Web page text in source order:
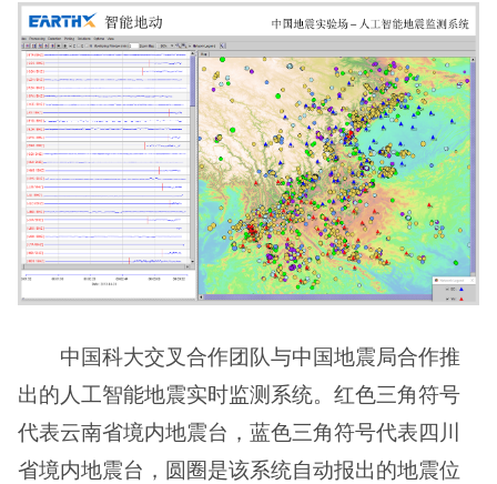
中国科大交叉合作团队与中国地震局合作推
出的人工智能地震实时监测系统。红色三角符号
代表云南省境内地震台，蓝色三角符号代表四川
省境内地震台，圆圈是该系统自动报出的地震位